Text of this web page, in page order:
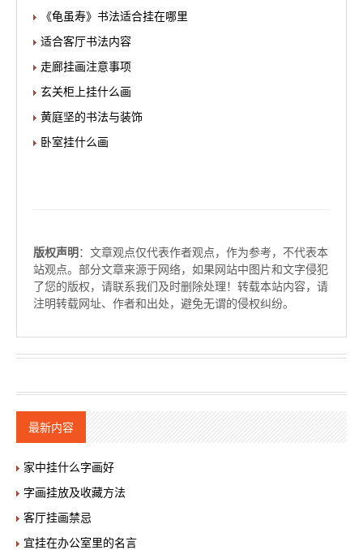
《龟虽寿》书法适合挂在哪里
适合客厅书法内容
走廊挂画注意事项
玄关柜上挂什么画
黄庭坚的书法与装饰
卧室挂什么画
版权声明 ：文章观点仅代表作者观点，作为参考，不代表本
站观点。部分文章来源于网络，如果网站中图片和文字侵犯
了您的版权，请联系我们及时删除处理！转载本站内容，请
注明转载网址、作者和出处，避免无谓的侵权纠纷。
最新内容
家中挂什么字画好
字画挂放及收藏方法
客厅挂画禁忌
宜挂在办公室里的名言